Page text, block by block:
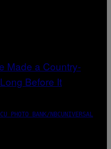
PHOTO BANK/NBCUNIVERSAL